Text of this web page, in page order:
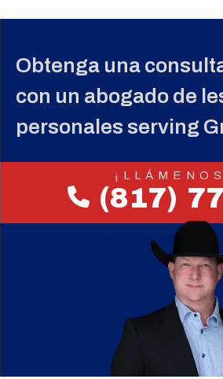
Obtenga una
con un abogado de
personales serving
(817)